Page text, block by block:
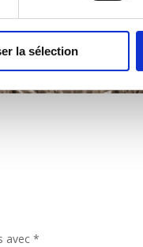
la sélection
avec*